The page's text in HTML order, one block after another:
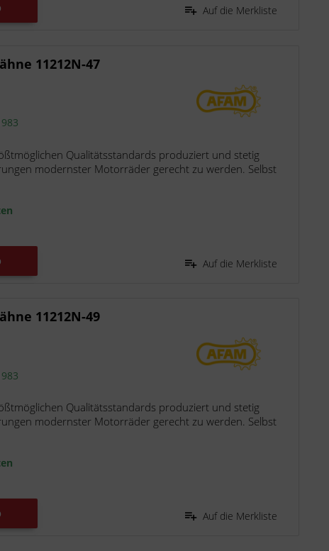
Auf die Merkliste
11212N-47
Qualitätsstandards produziert und stetig
modernster Motorräder gerecht zu werden. Selbst
Auf die Merkliste
11212N-49
Qualitätsstandards produziert und stetig
modernster Motorräder gerecht zu werden. Selbst
Auf die Merkliste